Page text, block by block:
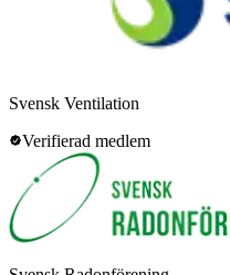
Svensk Ventilation
Verifierad medlem